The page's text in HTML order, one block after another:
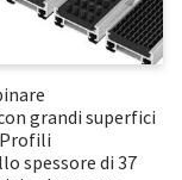
grandi superfici
spessore di 37